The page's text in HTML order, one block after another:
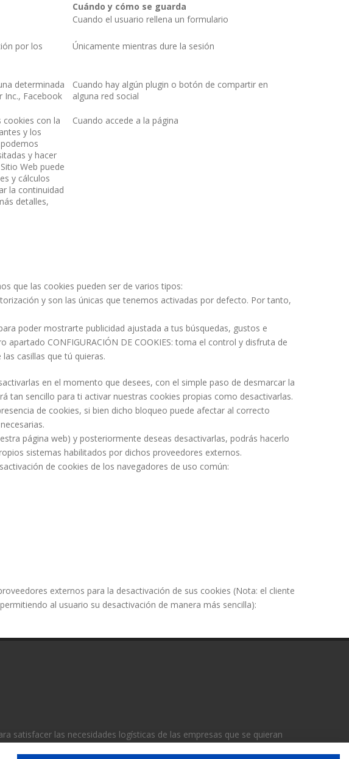
Cuándo y cómo se guarda
Cuando el usuario rellena un formulario
por los
Únicamente mientras dure la sesión
determinada
Inc., Facebook
Cuando hay algún plugin o botón de compartir en
alguna red social
cookies con la
y los
y hacer
Web puede
y cálculos
la continuidad
detalles,
Cuando accede a la página
que las cookies pueden ser de varios tipos:
y son las únicas que tenemos activadas por defecto. Por tanto,
poder mostrarte publicidad ajustada a tus búsquedas, gustos e
CONFIGURACIÓN DE COOKIES: toma el control y disfruta de
casillas que tú quieras.
en el momento que desees, con el simple paso de desmarcar la
tan sencillo para ti activar nuestras cookies propias como desactivarlas.
de cookies, si bien dicho bloqueo puede afectar al correcto
página web) y posteriormente deseas desactivarlas, podrás hacerlo
sistemas habilitados por dichos proveedores externos.
de cookies de los navegadores de uso común:
externos para la desactivación de sus cookies (Nota: el cliente
al usuario su desactivación de manera más sencilla):
satisfacer las necesidades logísticas de las empresas que se quieran